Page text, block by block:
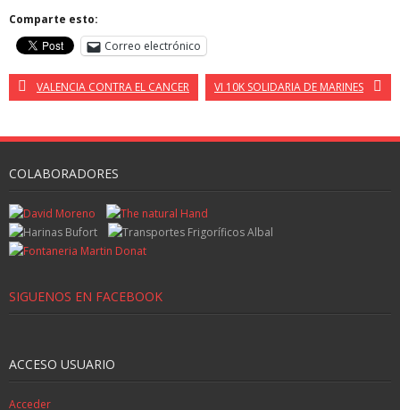
Comparte esto:
Correo electrónico
VALENCIA CONTRA EL CANCER VI 10K SOLIDARIA DE MARINES
COLABORADORES
SIGUENOS EN FACEBOOK
ACCESO USUARIO
Acceder